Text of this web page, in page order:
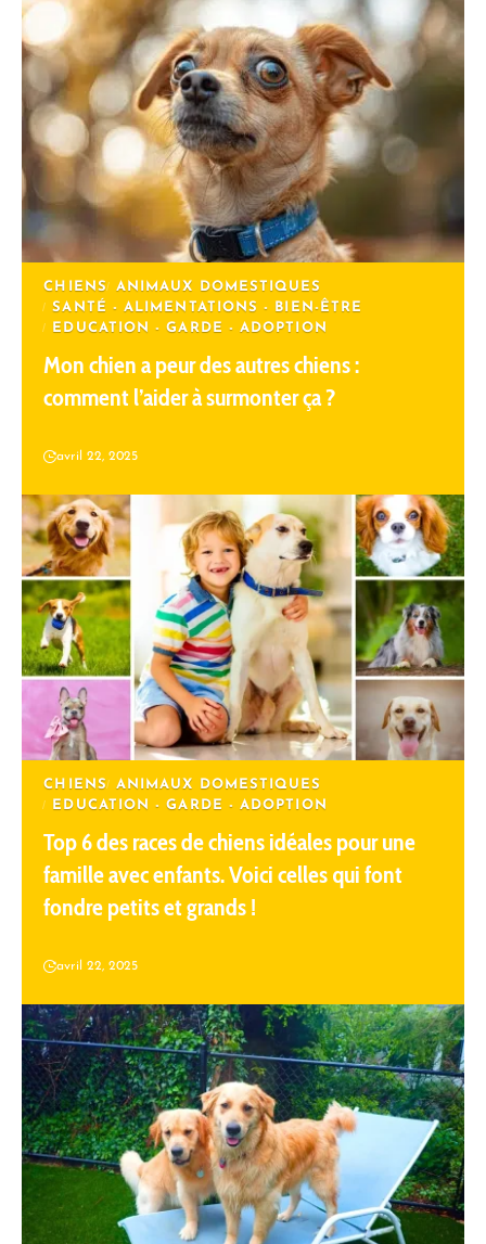
CHIENS
ANIMAUX DOMESTIQUES
SANTÉ - ALIMENTATIONS - BIEN-ÊTRE
EDUCATION - GARDE - ADOPTION
Mon chien a peur des autres chiens :
comment l’aider à surmonter ça ?
avril 22, 2025
CHIENS
ANIMAUX DOMESTIQUES
EDUCATION - GARDE - ADOPTION
Top 6 des races de chiens idéales pour une
famille avec enfants. Voici celles qui font
fondre petits et grands !
avril 22, 2025